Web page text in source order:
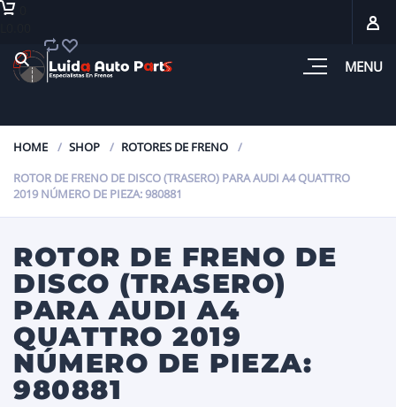
MENU
HOME SHOP
ROTORES DE FRENO
ROTOR DE FRENO DE DISCO (TRASERO) PARA AUDI A4 QUATTRO
2019 NÚMERO DE PIEZA: 980881
ROTOR DE FRENO DE
DISCO (TRASERO)
PARA AUDI A4
QUATTRO 2019
NÚMERO DE PIEZA:
980881